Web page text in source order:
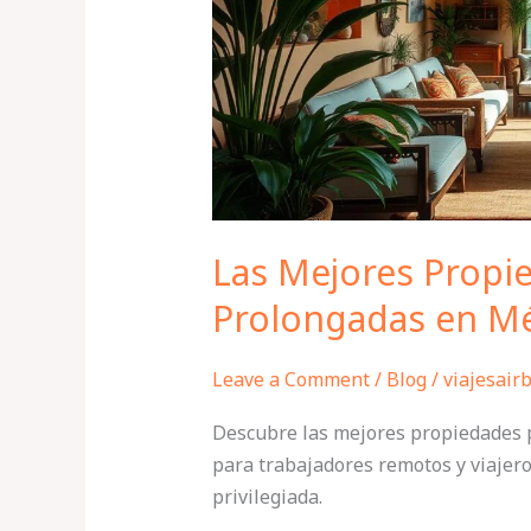
Las Mejores
Prolongadas en
Leave a Comment/ Blog/
Descubre las mejores
para trabajadores remotos y
privilegiada.
Mérida